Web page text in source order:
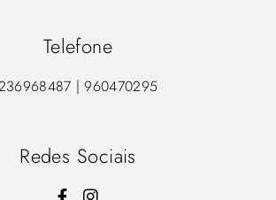
Telefone
| 960470295
Redes Sociais